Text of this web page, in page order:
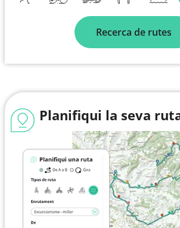
Recerca de rutes
Planifiqui la seva